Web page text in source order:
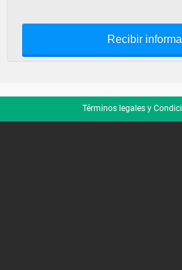
Recibir
Términos legales y